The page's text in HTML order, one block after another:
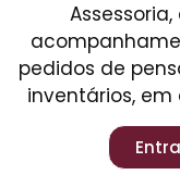
pedidos de
inventários,